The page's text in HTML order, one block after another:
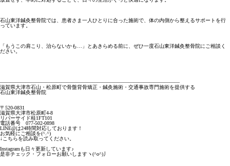
石山東洋鍼灸整骨院では、患者さま一人ひとりに合った施術で、体の内側から整えるサポートを行
っています。
「もうこの肩こり、治らないかも…」とあきらめる前に、ぜひ一度石山東洋鍼灸整骨院にご相談く
ださい。
———————————————————————————————————
滋賀県大津市石山・松原町で骨盤背骨矯正・鍼灸施術・交通事故専門施術を提供する
石山東洋鍼灸整骨院
〒 520-0831
滋賀県大津市松原町4-8
リバーサイド桂1FT101
電話番号 077-502-0898
LINE@は24時間対応しております！
お気軽にご相談を(^.^)
↓ こちらを読み取ってください。
Instagram も日々更新しています♪
是非チェック・フォローお願いしますヽ(^o^)丿